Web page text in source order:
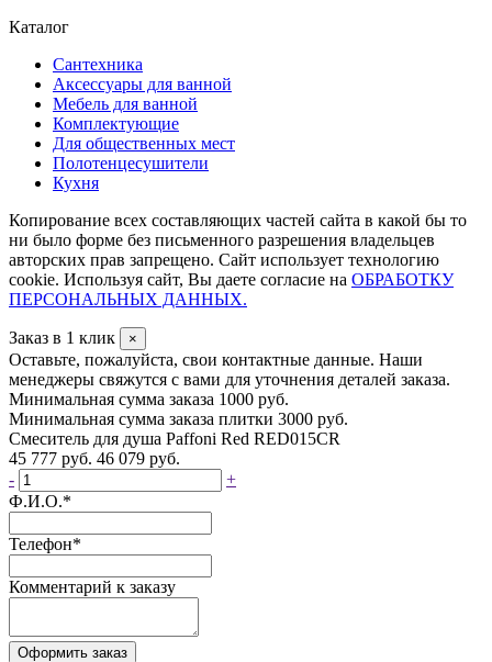
Каталог
Сантехника
Аксессуары для ванной
Мебель для ванной
Комплектующие
Для общественных мест
Полотенцесушители
Кухня
Копирование всех составляющих частей сайта в какой бы то
ни было форме без письменного разрешения владельцев
авторских прав запрещено. Сайт использует технологию
cookie. Используя сайт, Вы даете согласие на ОБРАБОТКУ
ПЕРСОНАЛЬНЫХ ДАННЫХ.
Заказ в 1 клик ×
Оставьте, пожалуйста, свои контактные данные. Наши
менеджеры свяжутся с вами для уточнения деталей заказа.
Минимальная сумма заказа 1000 руб.
Минимальная сумма заказа плитки 3000 руб.
Смеситель для душа Paffoni Red RED015CR
45 777 руб. 46 079 руб.
-
+
Ф.И.О.*
Телефон*
Комментарий к заказу
Оформить заказ